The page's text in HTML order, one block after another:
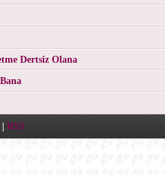
Dertsiz Olana
RSS